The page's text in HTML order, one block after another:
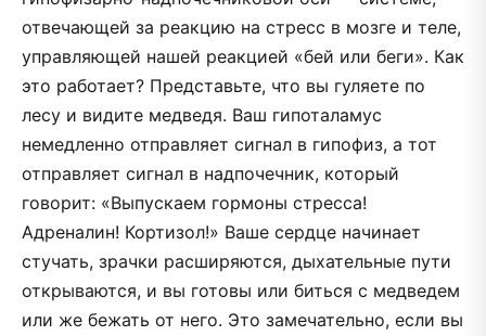
отвечающей за реакцию на стресс в мозге и теле,
управляющей нашей реакцией «бей или беги». Как
это работает? Представьте, что вы гуляете по
лесу и видите медведя. Ваш гипоталамус
немедленно отправляет сигнал в гипофиз, а тот
отправляет сигнал в надпочечник, который
говорит: «Выпускаем гормоны стресса!
Адреналин! Кортизол!» Ваше сердце начинает
стучать, зрачки расширяются, дыхательные пути
открываются, и вы готовы или биться с медведем
или же бежать от него. Это замечательно, если вы